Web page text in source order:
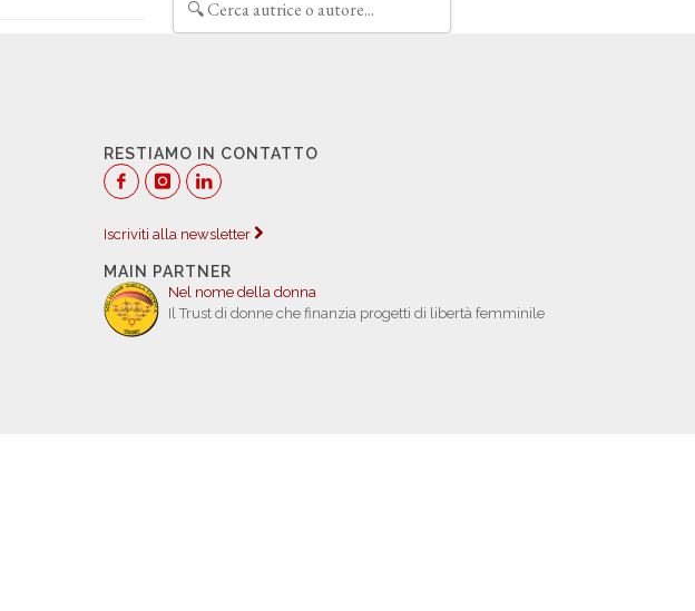
RESTIAMO IN CONTATTO
Iscriviti alla newsletter
MAIN PARTNER
Nel nome della donna
Il Trust di donne che finanzia progetti di libertà femminile